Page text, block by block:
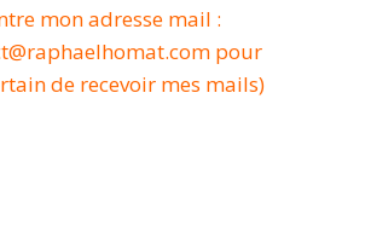
mon adresse mail :
pour
de recevoir mes mails)